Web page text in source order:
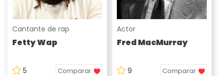
Cantante de rap
Fetty Wap
5 Comparar
Actor
Fred MacMurray
9 Comparar